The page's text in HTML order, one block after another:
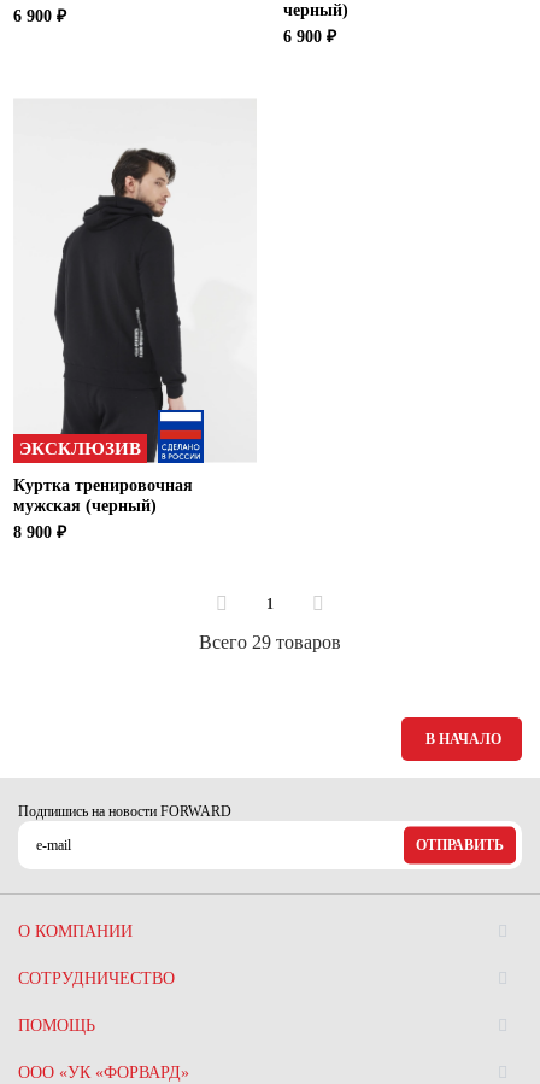
6 900 ₽
черный)
6 900 ₽
ЭКСКЛЮЗИВ
Куртка тренировочная
мужская (черный)
8 900 ₽
1
Всего 29 товаров
В НАЧАЛО
Подпишись на новости FORWARD
ОТПРАВИТЬ
О КОМПАНИИ
СОТРУДНИЧЕСТВО
ПОМОЩЬ
ООО «УК «ФОРВАРД»